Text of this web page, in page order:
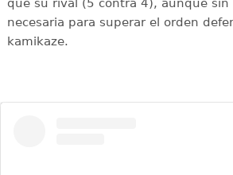
que su rival (5 contra 4), aunque sin
necesaria para superar el orden
kamikaze.